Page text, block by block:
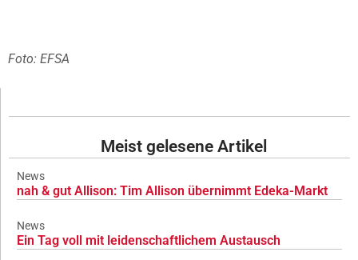
Foto: EFSA
Meist gelesene Artikel
News
nah & gut Allison: Tim Allison übernimmt Edeka-Markt
News
Ein Tag voll mit leidenschaftlichem Austausch